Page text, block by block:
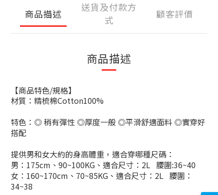
商品描述
送貨及付款方
式
顧客評價
商品描述
【商品特色/規格】
材質： 精梳棉Cotton100%
特色： ◎稍有彈性 ◎厚度一般 ◎平滑舒適面料 ◎實穿好
搭配
提供男和女大約的身高體重，適合穿哪種尺碼：
男： 175cm 、 90~100KG 、適合尺寸： 2L 腰圍:36~40
女： 160~170cm 、 70~85KG 、適合尺寸： 2L 腰圍：
34~38